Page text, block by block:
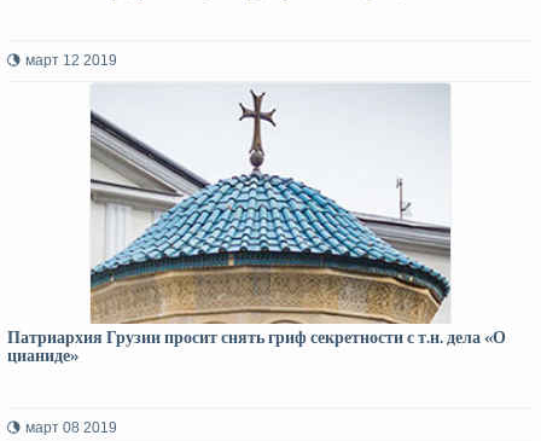
март 12 2019
Патриархия Грузии просит снять гриф секретности с т.н. дела «О
цианиде»
март 08 2019